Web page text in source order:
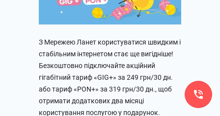
З Мережею Ланет користуватися швидким і
стабільним інтернетом стає ще вигідніше!
Безкоштовно підключайте акційний
гігабітний тариф «GIG+» за 249 грн/30 дн.
або тариф «PON+» за 319 грн/30 дн., щоб
отримати додаткових два місяці
користування послугою у подарунок.